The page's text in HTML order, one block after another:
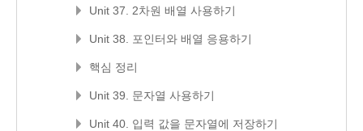
Unit 37. 2차원 배열 사용하기
Unit 38. 포인터와 배열 응용하기
핵심 정리
Unit 39. 문자열 사용하기
Unit 40. 입력 값을 문자열에 저장하기